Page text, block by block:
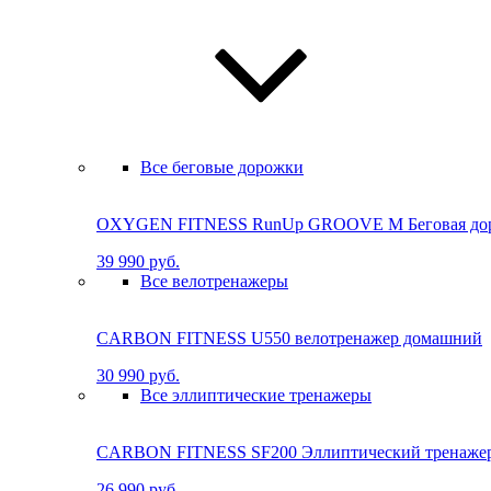
Все беговые дорожки
OXYGEN FITNESS RunUp GROOVE M Бе­го­вая
39 990 руб.
Все велотренажеры
CARBON FITNESS U550 велотренажер домашний
30 990 руб.
Все эллиптические тренажеры
CARBON FITNESS SF200 Эллиптический